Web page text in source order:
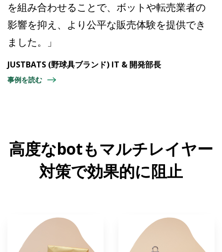
を組み合わせることで、ボットや転売業者の
影響を抑え、より公平な販売体験を提供でき
ました。」
JUSTBATS (野球具ブランド) IT & 開発部長
事例を読む
高度なbotもマルチレイヤー
対策で効果的に阻止